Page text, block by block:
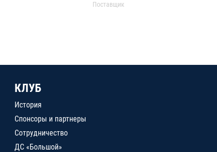
Поставщик
КЛУБ
История
Спонсоры и партнеры
Сотрудничество
ДС «Большой»